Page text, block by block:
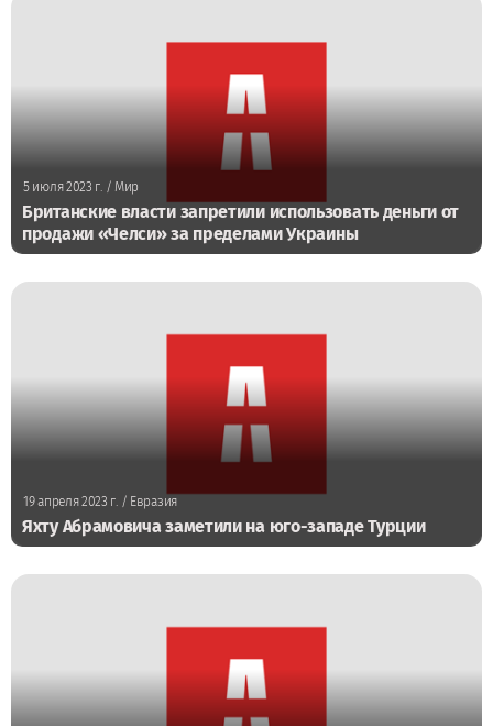
5 июля 2023 г./ Мир
Британские власти запретили использовать деньги от
продажи «Челси» за пределами Украины
19 апреля 2023 г./ Евразия
Яхту Абрамовича заметили на юго-западе Турции